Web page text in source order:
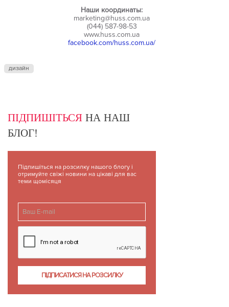
Наши координаты:
marketing@huss.com.ua
(044) 587-98-53
www.huss.com.ua
facebook.com/huss.com.ua/
дизайн
ПІДПИШІТЬСЯ НА НАШ
БЛОГ!
Підпишіться на розсилку нашого блогу і
отримуйте свіжі новини на цікаві для вас
теми щомісяця